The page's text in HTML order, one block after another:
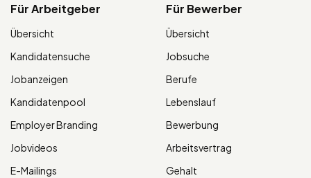
Für Arbeitgeber
Übersicht
Kandidatensuche
Jobanzeigen
Kandidatenpool
Employer Branding
Jobvideos
E-Mailings
Für Bewerber
Übersicht
Jobsuche
Berufe
Lebenslauf
Bewerbung
Arbeitsvertrag
Gehalt